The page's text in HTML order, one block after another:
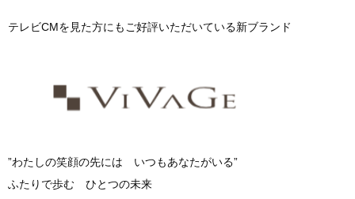
テレビCMを見た方にもご好評いただいている新ブランド
”わたしの笑顔の先には いつもあなたがいる”
ふたりで歩む ひとつの未来